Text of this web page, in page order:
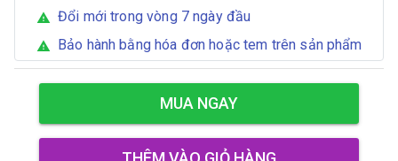
warning Đổi mới trong vòng 7 ngày đầu
warning Bảo hành bằng hóa đơn hoặc tem trên sản phẩm
MUA NGAY